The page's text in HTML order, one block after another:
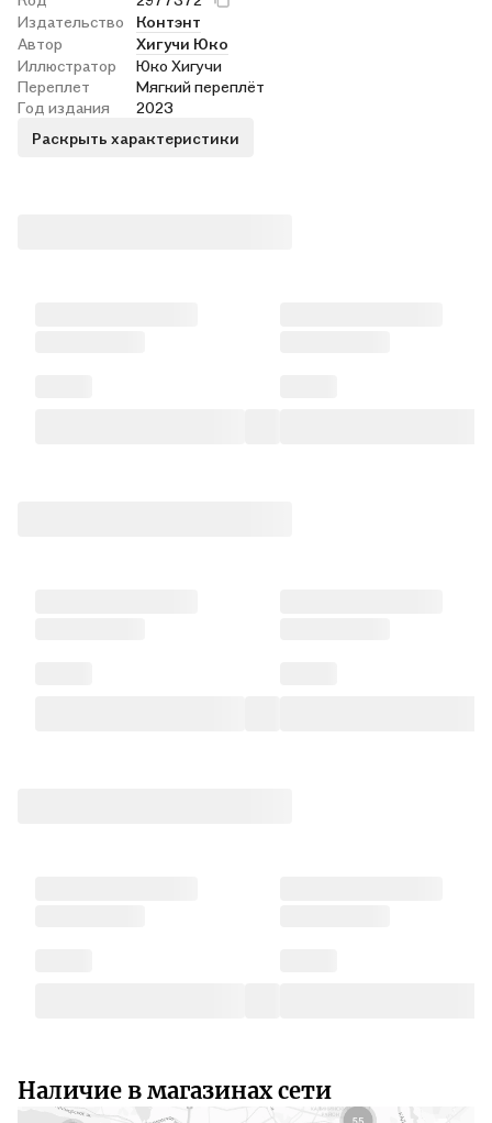
Издательство
Контэнт
Автор
Хигучи Юко
Иллюстратор
Юко Хигучи
Переплет
Мягкий переплёт
Год издания
2023
Раскрыть характеристики
Наличие в магазинах сети